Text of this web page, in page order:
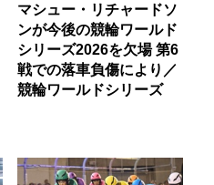
マシュー・リチャードソ
ンが今後の競輪ワールド
シリーズ2026を欠場 第6
戦での落車負傷により／
競輪ワールドシリーズ